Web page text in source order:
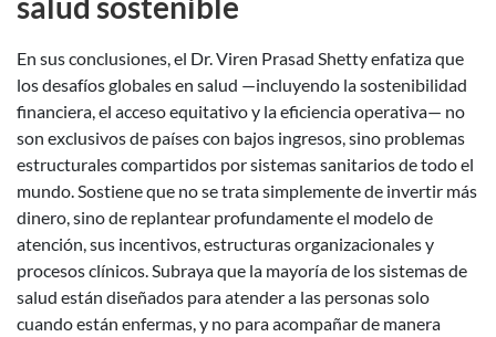
En sus conclusiones, el Dr. Viren Prasad Shetty enfatiza que
los desafíos globales en salud —incluyendo la sostenibilidad
financiera, el acceso equitativo y la eficiencia operativa— no
son exclusivos de países con bajos ingresos, sino problemas
estructurales compartidos por sistemas sanitarios de todo el
mundo. Sostiene que no se trata simplemente de invertir más
dinero, sino de replantear profundamente el modelo de
atención, sus incentivos, estructuras organizacionales y
procesos clínicos. Subraya que la mayoría de los sistemas de
salud están diseñados para atender a las personas solo
cuando están enfermas, y no para acompañar de manera